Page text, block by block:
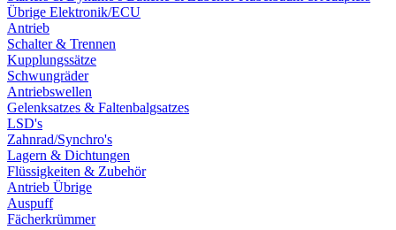
Übrige Elektronik/ECU
Antrieb
Schalter & Trennen
Kupplungssätze
Schwungräder
Antriebswellen
Gelenksatzes & Faltenbalgsatzes
LSD's
Zahnrad/Synchro's
Lagern & Dichtungen
Flüssigkeiten & Zubehör
Antrieb Übrige
Auspuff
Fächerkrümmer